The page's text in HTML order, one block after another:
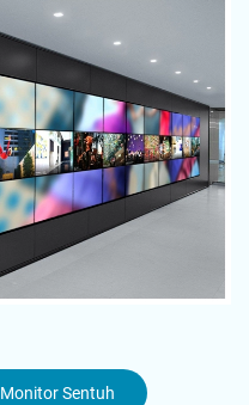
Monitor Sentuh